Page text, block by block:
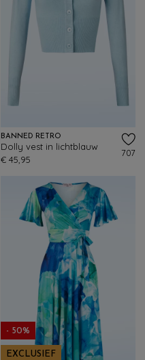
BANNED RETRO
Dolly vest in lichtblauw
€ 45,95
707
- 50%
EXCLUSIEF